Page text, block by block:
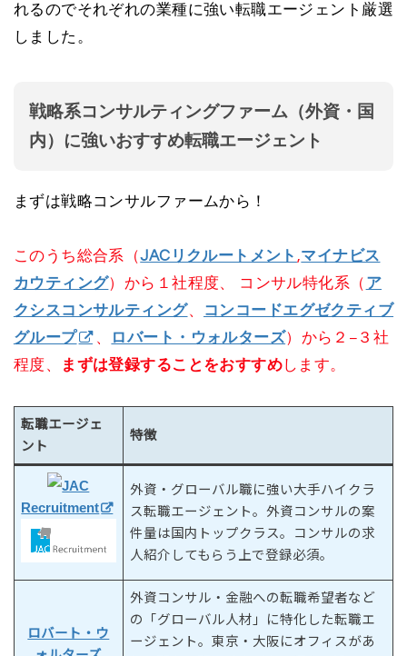
れるのでそれぞれの業種に強い転職エージェント厳選
しました。
戦略系コンサルティングファーム（外資・国
内）に強いおすすめ転職エージェント
まずは戦略コンサルファームから！
このうち総合系（JACリクルートメント ,マイナビス
カウティング）から１社程度、 コンサル特化系（ ア
クシスコンサルティング、
コンコードエグゼクティブ
グループ
、 ロバート・ウォルターズ）から２−３社
程度、
まずは登録することをおすすめします。
転職エージェ
ント
特徴
JAC
Recruitment
外資・グローバル職に強い大手ハイクラ
ス転職エージェント。外資コンサルの案
件量は国内トップクラス。コンサルの求
人紹介してもらう上で登録必須。
ロバート・ウ
外資コンサル・金融への転職希望者など
の「グローバル人材」に特化した転職エ
ージェント。東京・大阪にオフィスがあ